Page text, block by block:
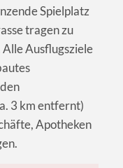
Spielplatz
tragen zu
Ausflugsziele
3 km entfernt)
Apotheken